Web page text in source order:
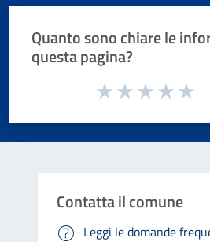
Quanto sono chiare le
questa pagina?
Valuta da 1 a 5 stelle la pagina
Contatta il comune
Leggi le domande